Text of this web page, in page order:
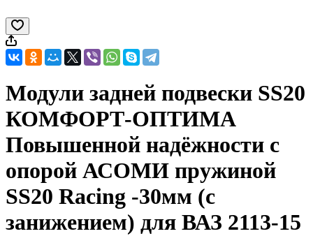
Модули задней подвески SS20
КОМФОРТ-ОПТИМА
Повышенной надёжности с
опорой АСОМИ пружиной
SS20 Racing -30мм (с
занижением) для ВАЗ 2113-15